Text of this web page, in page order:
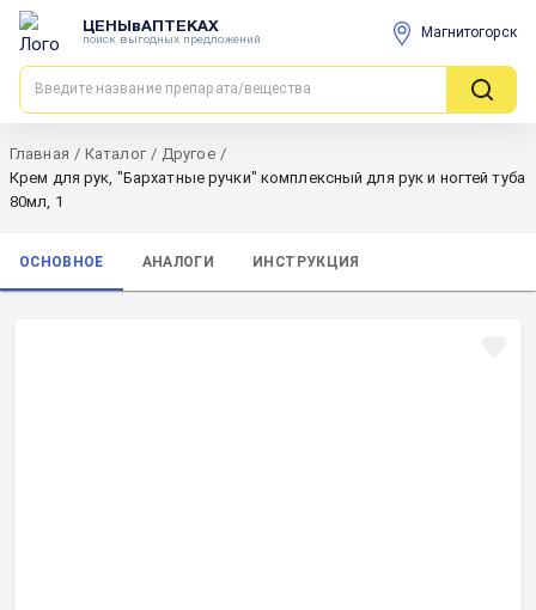
ЦЕНЫвАПТЕКАХ
поиск выгодных предложений Магнитогорск
Главная / Каталог / Другое /
Крем для рук, "Бархатные ручки" комплексный для рук и ногтей туба
80мл, 1
ОСНОВНОЕ АНАЛОГИ ИНСТРУКЦИЯ